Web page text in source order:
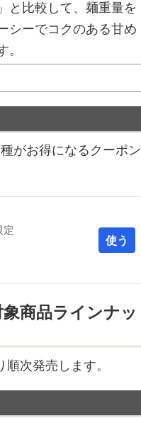
と比較して、麺重量を
シーでコクのある甘め
。
がお得になるクーポン
定
使う
商品ラインナッ
次発売します。